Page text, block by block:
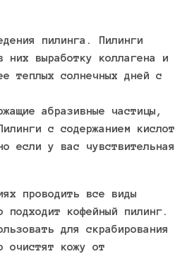
пилинга. Пилинги
них выработку коллагена и
теплых солнечных дней с
абразивные частицы,
с содержанием кислот
если у вас чувствительная
проводить все виды
подходит кофейный пилинг.
для скрабирования
очистят кожу от